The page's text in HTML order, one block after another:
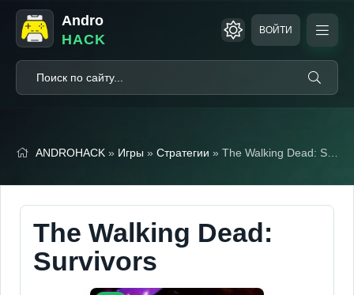
Andro
HACK
ВОЙТИ
ANDROHACK » Игры » Стратегии » The Walking Dead: Survivors (Мод, Много денег)
The Walking Dead:
Survivors